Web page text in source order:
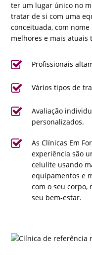
ter um lugar único no
tratar de si com uma
conceituada, com
melhores e mais atuais
Profissionais
Vários tipos de
Avaliação
personalizados.
As Clínicas Em
experiência são
celulite usando
equipamentos e
com o seu corpo,
seu bem-estar.